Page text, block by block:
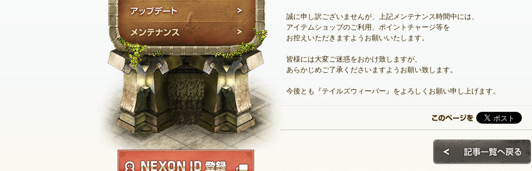
メンテナンス
誠に申し訳ございませんが、上記メンテナンス時間中には、
アイテムショップのご利用、ポイントチャージ等を
お控えいただきますようお願いいたします。
皆様には大変ご迷惑をおかけ致しますが、
あらかじめご了承くださいますようお願い致します。
今後とも『テイルズウィーバー』をよろしくお願い申し上げます。